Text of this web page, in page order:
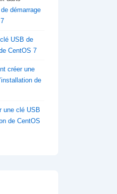
démarrage
USB de
CentOS 7
créer une
de
une clé USB
de CentOS